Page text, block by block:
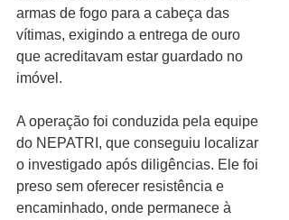
armas de fogo para a cabeça das
vítimas, exigindo a entrega de ouro
que acreditavam estar guardado no
imóvel.
A operação foi conduzida pela equipe
do NEPATRI, que conseguiu localizar
o investigado após diligências. Ele foi
preso sem oferecer resistência e
encaminhado, onde permanece à